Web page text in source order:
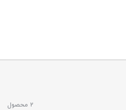
2 محصول